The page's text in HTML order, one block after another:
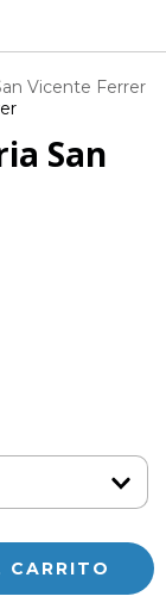
Vicente Ferrer
San